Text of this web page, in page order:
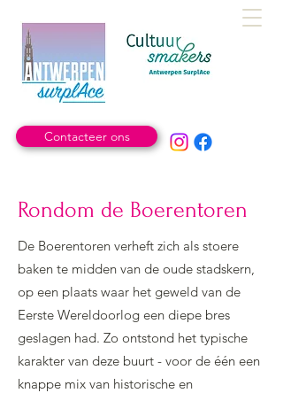
Contacteer ons
Rondom de Boerentoren
De Boerentoren verheft zich als stoere
baken te midden van de oude stadskern,
op een plaats waar het geweld van de
Eerste Wereldoorlog een diepe bres
geslagen had. Zo ontstond het typische
karakter van deze buurt - voor de één een
knappe mix van historische en